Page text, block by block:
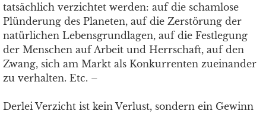
tatsächlich verzichtet werden: auf die schamlose
Plünderung des Planeten, auf die Zerstörung der
natürlichen Lebensgrundlagen, auf die Festlegung
der Menschen auf Arbeit und Herrschaft, auf den
Zwang, sich am Markt als Konkurrenten zueinander
zu verhalten. Etc. –
Derlei Verzicht ist kein Verlust, sondern ein Gewinn